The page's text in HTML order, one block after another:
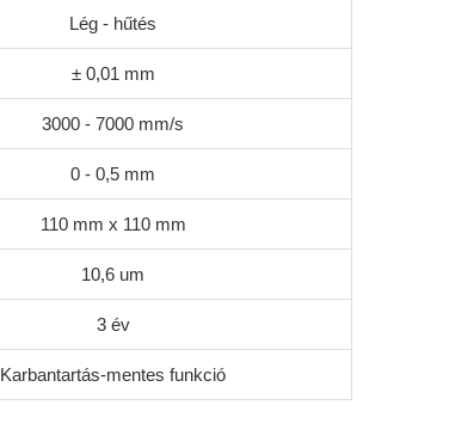
Lég - hűtés
± 0,01 mm
3000 - 7000 mm/s
0 - 0,5 mm
110 mm x 110 mm
10,6 um
3 év
Karbantartás-mentes funkció